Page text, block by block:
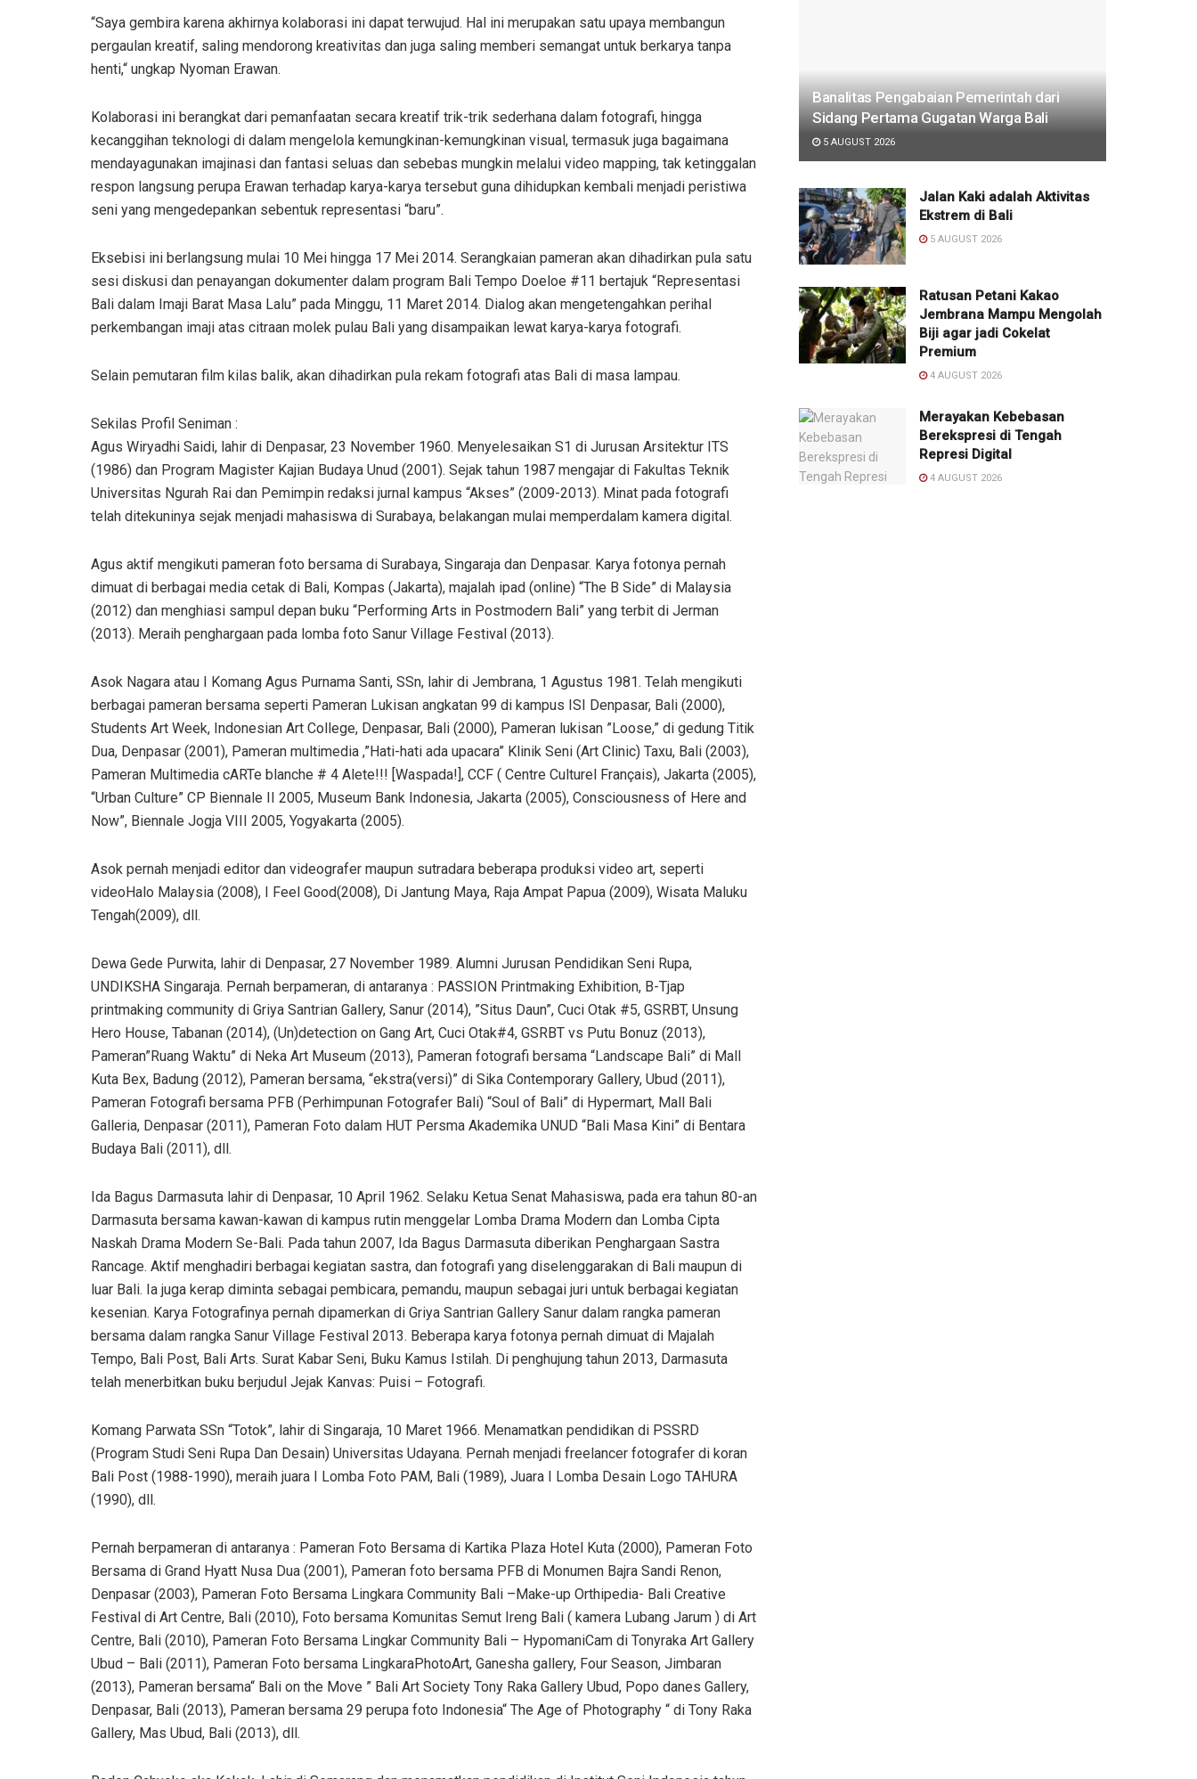
“Saya gembira karena akhirnya kolaborasi ini dapat terwujud. Hal ini merupakan satu upaya membangun
pergaulan kreatif, saling mendorong kreativitas dan juga saling memberi semangat untuk berkarya tanpa
henti,“ ungkap Nyoman Erawan.
Kolaborasi ini berangkat dari pemanfaatan secara kreatif trik-trik sederhana dalam fotografi, hingga
kecanggihan teknologi di dalam mengelola kemungkinan-kemungkinan visual, termasuk juga bagaimana
mendayagunakan imajinasi dan fantasi seluas dan sebebas mungkin melalui video mapping, tak ketinggalan
respon langsung perupa Erawan terhadap karya-karya tersebut guna dihidupkan kembali menjadi peristiwa
seni yang mengedepankan sebentuk representasi “baru”.
Eksebisi ini berlangsung mulai 10 Mei hingga 17 Mei 2014. Serangkaian pameran akan dihadirkan pula satu
sesi diskusi dan penayangan dokumenter dalam program Bali Tempo Doeloe #11 bertajuk “Representasi
Bali dalam Imaji Barat Masa Lalu” pada Minggu, 11 Maret 2014. Dialog akan mengetengahkan perihal
perkembangan imaji atas citraan molek pulau Bali yang disampaikan lewat karya-karya fotografi.
Selain pemutaran film kilas balik, akan dihadirkan pula rekam fotografi atas Bali di masa lampau.
Sekilas Profil Seniman :
Agus Wiryadhi Saidi, lahir di Denpasar, 23 November 1960. Menyelesaikan S1 di Jurusan Arsitektur ITS
(1986) dan Program Magister Kajian Budaya Unud (2001). Sejak tahun 1987 mengajar di Fakultas Teknik
Universitas Ngurah Rai dan Pemimpin redaksi jurnal kampus “Akses” (2009-2013). Minat pada fotografi
telah ditekuninya sejak menjadi mahasiswa di Surabaya, belakangan mulai memperdalam kamera digital.
Agus aktif mengikuti pameran foto bersama di Surabaya, Singaraja dan Denpasar. Karya fotonya pernah
dimuat di berbagai media cetak di Bali, Kompas (Jakarta), majalah ipad (online) “The B Side” di Malaysia
(2012) dan menghiasi sampul depan buku “Performing Arts in Postmodern Bali” yang terbit di Jerman
(2013). Meraih penghargaan pada lomba foto Sanur Village Festival (2013).
Asok Nagara atau I Komang Agus Purnama Santi, SSn, lahir di Jembrana, 1 Agustus 1981. Telah mengikuti
berbagai pameran bersama seperti Pameran Lukisan angkatan 99 di kampus ISI Denpasar, Bali (2000),
Students Art Week, Indonesian Art College, Denpasar, Bali (2000), Pameran lukisan ”Loose,” di gedung Titik
Dua, Denpasar (2001), Pameran multimedia ,”Hati-hati ada upacara” Klinik Seni (Art Clinic) Taxu, Bali (2003),
Pameran Multimedia cARTe blanche # 4 Alete!!! [Waspada!], CCF ( Centre Culturel Français), Jakarta (2005),
“Urban Culture” CP Biennale II 2005, Museum Bank Indonesia, Jakarta (2005), Consciousness of Here and
Now”, Biennale Jogja VIII 2005, Yogyakarta (2005).
Asok pernah menjadi editor dan videografer maupun sutradara beberapa produksi video art, seperti
videoHalo Malaysia (2008), I Feel Good(2008), Di Jantung Maya, Raja Ampat Papua (2009), Wisata Maluku
Tengah(2009), dll.
Dewa Gede Purwita, lahir di Denpasar, 27 November 1989. Alumni Jurusan Pendidikan Seni Rupa,
UNDIKSHA Singaraja. Pernah berpameran, di antaranya : PASSION Printmaking Exhibition, B-Tjap
printmaking community di Griya Santrian Gallery, Sanur (2014), ”Situs Daun”, Cuci Otak #5, GSRBT, Unsung
Hero House, Tabanan (2014), (Un)detection on Gang Art, Cuci Otak#4, GSRBT vs Putu Bonuz (2013),
Pameran”Ruang Waktu” di Neka Art Museum (2013), Pameran fotografi bersama “Landscape Bali” di Mall
Kuta Bex, Badung (2012), Pameran bersama, “ekstra(versi)” di Sika Contemporary Gallery, Ubud (2011),
Pameran Fotografi bersama PFB (Perhimpunan Fotografer Bali) “Soul of Bali” di Hypermart, Mall Bali
Galleria, Denpasar (2011), Pameran Foto dalam HUT Persma Akademika UNUD “Bali Masa Kini” di Bentara
Budaya Bali (2011), dll.
Ida Bagus Darmasuta lahir di Denpasar, 10 April 1962. Selaku Ketua Senat Mahasiswa, pada era tahun 80-an
Darmasuta bersama kawan-kawan di kampus rutin menggelar Lomba Drama Modern dan Lomba Cipta
Naskah Drama Modern Se-Bali. Pada tahun 2007, Ida Bagus Darmasuta diberikan Penghargaan Sastra
Rancage. Aktif menghadiri berbagai kegiatan sastra, dan fotografi yang diselenggarakan di Bali maupun di
luar Bali. Ia juga kerap diminta sebagai pembicara, pemandu, maupun sebagai juri untuk berbagai kegiatan
kesenian. Karya Fotografinya pernah dipamerkan di Griya Santrian Gallery Sanur dalam rangka pameran
bersama dalam rangka Sanur Village Festival 2013. Beberapa karya fotonya pernah dimuat di Majalah
Tempo, Bali Post, Bali Arts. Surat Kabar Seni, Buku Kamus Istilah. Di penghujung tahun 2013, Darmasuta
telah menerbitkan buku berjudul Jejak Kanvas: Puisi – Fotografi.
Komang Parwata SSn “Totok”, lahir di Singaraja, 10 Maret 1966. Menamatkan pendidikan di PSSRD
(Program Studi Seni Rupa Dan Desain) Universitas Udayana. Pernah menjadi freelancer fotografer di koran
Bali Post (1988-1990), meraih juara I Lomba Foto PAM, Bali (1989), Juara I Lomba Desain Logo TAHURA
(1990), dll.
Pernah berpameran di antaranya : Pameran Foto Bersama di Kartika Plaza Hotel Kuta (2000), Pameran Foto
Bersama di Grand Hyatt Nusa Dua (2001), Pameran foto bersama PFB di Monumen Bajra Sandi Renon,
Denpasar (2003), Pameran Foto Bersama Lingkara Community Bali –Make-up Orthipedia- Bali Creative
Festival di Art Centre, Bali (2010), Foto bersama Komunitas Semut Ireng Bali ( kamera Lubang Jarum ) di Art
Centre, Bali (2010), Pameran Foto Bersama Lingkar Community Bali – HypomaniCam di Tonyraka Art Gallery
Ubud – Bali (2011), Pameran Foto bersama LingkaraPhotoArt, Ganesha gallery, Four Season, Jimbaran
(2013), Pameran bersama“ Bali on the Move ” Bali Art Society Tony Raka Gallery Ubud, Popo danes Gallery,
Denpasar, Bali (2013), Pameran bersama 29 perupa foto Indonesia“ The Age of Photography “ di Tony Raka
Gallery, Mas Ubud, Bali (2013), dll.
Banalitas Pengabaian Pemerintah dari
Sidang Pertama Gugatan Warga Bali
5 AUGUST 2026
Jalan Kaki adalah Aktivitas
Ekstrem di Bali
5 AUGUST 2026
Ratusan Petani Kakao
Jembrana Mampu Mengolah
Biji agar jadi Cokelat
Premium
4 AUGUST 2026
Merayakan Kebebasan
Berekspresi di Tengah
Represi Digital
4 AUGUST 2026